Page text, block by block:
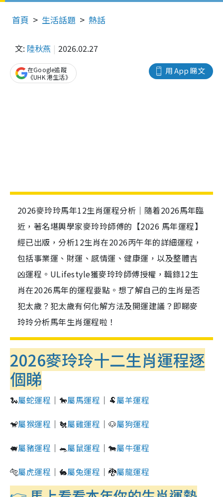
首頁 生活話題 熱話
文: 陸秋燕 2026.02.27
用 App 睇文
在Google追蹤
《UHK 港生活》
2026麥玲玲馬年12生肖運程分析｜隨着2026馬年臨
近，著名堪輿學家麥玲玲師傅的【2026 馬年運程】
經已出版，分析12生肖在2026丙午年的詳細運程，
包括事業運、財運、感情運、健康運，以及整體吉
凶運程。ULifestyle獲麥玲玲師傅授權，輯錄12生
肖在2026馬年的運程要點。想了解自己的生肖是否
犯太歲？犯太歲有何化解方法及開運建議？即睇麥
玲玲分析馬年生肖運程啦！
2026麥玲玲十二生肖運程逐
個睇
🐍屬蛇運程 ｜🐎屬馬運程 ｜🐏屬羊運程
🐒屬猴運程 ｜🐔屬雞運程 ｜🐶屬狗運程
🐖屬豬運程 ｜🐀屬鼠運程 ｜🐄屬牛運程
🐅屬虎運程 ｜🐇屬兔運程 ｜🐉屬龍運程